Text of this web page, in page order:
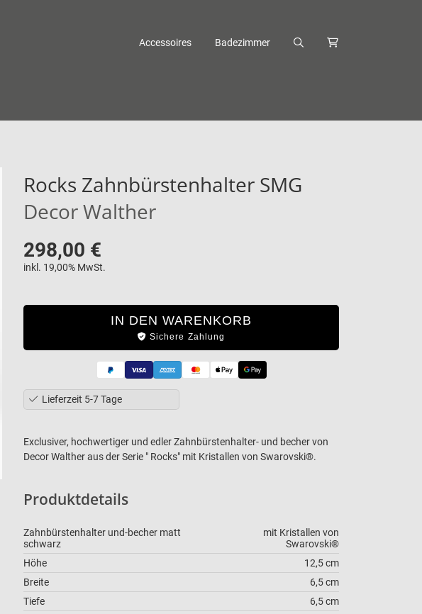
Accessoires Badezimmer
Rocks Zahnbürstenhalter SMG
Decor Walther
298,00 €
inkl. 19,00% MwSt.
IN DEN WARENKORB
Sichere Zahlung
Lieferzeit 5-7 Tage
Exclusiver, hochwertiger und edler Zahnbürstenhalter- und becher von
Decor Walther aus der Serie " Rocks" mit Kristallen von Swarovski®.
Produktdetails
Zahnbürstenhalter und-becher matt
schwarz
mit Kristallen von
Swarovski®
Höhe
12,5 cm
Breite
6,5 cm
Tiefe
6,5 cm